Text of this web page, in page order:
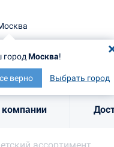
город Москва!
верно Выбрать город
Ваш городМосква
Все верно